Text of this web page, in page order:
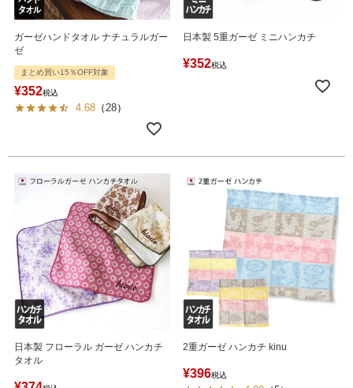
ガーゼハンドタオル ナチュラルガー
ゼ
まとめ買い15％OFF対象
¥352税込
4.68 （ 28）
日本製 5重ガーゼ ミニハンカチ
¥352税込
日本製 フローラル ガーゼ ハンカチ
タオル
2重ガーゼ ハンカチ kinu
¥396税込